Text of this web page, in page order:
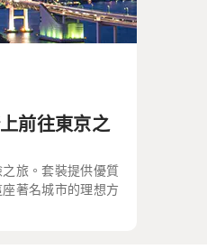
前往東京之
旅。套裝提供優質
著名城市的理想方